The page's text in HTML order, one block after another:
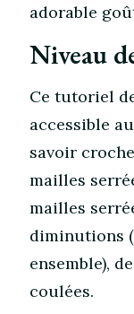
adorable
Niveau
Ce tutoriel
accessible
savoir
mailles
mailles
diminutions
ensemble),
coulées.